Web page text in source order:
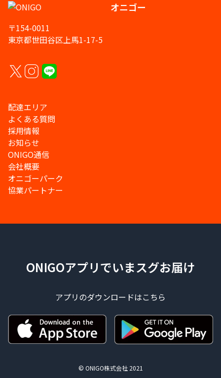
オニゴー
〒154-0011
東京都世田谷区上馬1-17-5
配達エリア
よくある質問
採用情報
お知らせ
ONIGO通信
会社概要
オニゴーパーク
協業パートナー
ONIGOアプリでいまスグお届け
アプリのダウンロードはこちら
© ONIGO株式会社 2021